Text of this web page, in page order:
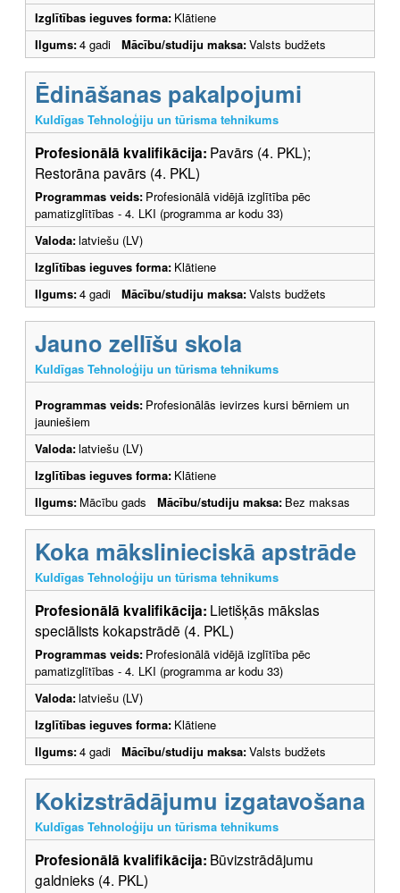
Izglītības ieguves forma: Klātiene
Ilgums:4 gadi Mācību/studiju maksa:Valsts budžets
Ēdināšanas pakalpojumi
Kuldīgas Tehnoloģiju un tūrisma tehnikums
Profesionālā kvalifikācija: Pavārs (4. PKL);
Restorāna pavārs (4. PKL)
Programmas veids: Profesionālā vidējā izglītība pēc
pamatizglītības - 4. LKI (programma ar kodu 33)
Valoda:latviešu (LV)
Izglītības ieguves forma: Klātiene
Ilgums:4 gadi Mācību/studiju maksa:Valsts budžets
Jauno zellīšu skola
Kuldīgas Tehnoloģiju un tūrisma tehnikums
Programmas veids: Profesionālās ievirzes kursi bērniem un
jauniešiem
Valoda:latviešu (LV)
Izglītības ieguves forma: Klātiene
Ilgums: Mācību gads Mācību/studiju maksa: Bez maksas
Koka mākslinieciskā apstrāde
Kuldīgas Tehnoloģiju un tūrisma tehnikums
Profesionālā kvalifikācija: Lietišķās mākslas
speciālists kokapstrādē (4. PKL)
Programmas veids: Profesionālā vidējā izglītība pēc
pamatizglītības - 4. LKI (programma ar kodu 33)
Valoda:latviešu (LV)
Izglītības ieguves forma: Klātiene
Ilgums:4 gadi Mācību/studiju maksa:Valsts budžets
Kokizstrādājumu izgatavošana
Kuldīgas Tehnoloģiju un tūrisma tehnikums
Profesionālā kvalifikācija: Būvizstrādājumu
galdnieks (4. PKL)